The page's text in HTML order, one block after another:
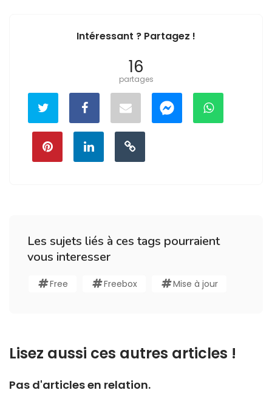
Intéressant ? Partagez !
16
partages
Les sujets liés à ces tags pourraient
vous interesser
Free Freebox Mise à jour
Lisez aussi ces autres articles !
Pas d'articles en relation.